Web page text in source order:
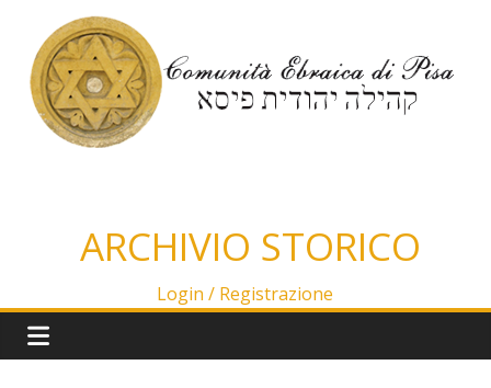
contenuto
ARCHIVIO STORICO
Login / Registrazione